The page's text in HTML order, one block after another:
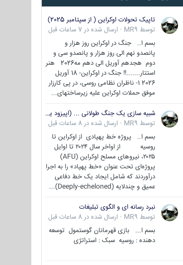
تاپیک تحولات اوکراین ( از سپتامبر 2025)
توسط MR9
· ارسال شده در 7 ساعات قبل
بسم ا.. جنگ در اوکراین روز هزار و
پانصدو نهم الی روز هزار و پانصدو سی و
دوم هجدهم آوریل الی دهم مه2026 هنر
استتار.......!! جنگ در اوکراین- 18 آوریل
2026 1- ناظران نظامی روسی، در پی کارزار
موفق حملات اوکراین علیه زیرساختهای...
شبیه سازی یک جنگ طولانی ... (اپیزود یکم : اوکراین )
توسط MR9
· ارسال شده در 8 ساعات قبل
بسم ا.. پروژه خط پهپادی از اوکراین تا
روسیه از اواخر سال ۲۰۲۴ تا اوایل
۲۰۲۵، نیروهای مسلح اوکراین (AFU)
پروژه‌ای تحت عنوان «خط پهپاد» را به اجرا
درآوردند که شامل ایجاد یک خط دفاعی
عمیق و چندلایه (Deeply-echeloned)...
نبرد رسانه ای و الگوی تبلیغات
توسط MR9
· ارسال شده در 8 ساعات قبل
بسم ا... بازی قهرمانان گوستمول توسعه
دهنده : روسیه سبک : استراتژی